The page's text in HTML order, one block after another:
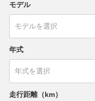
モデル
年式
走行距離（km）